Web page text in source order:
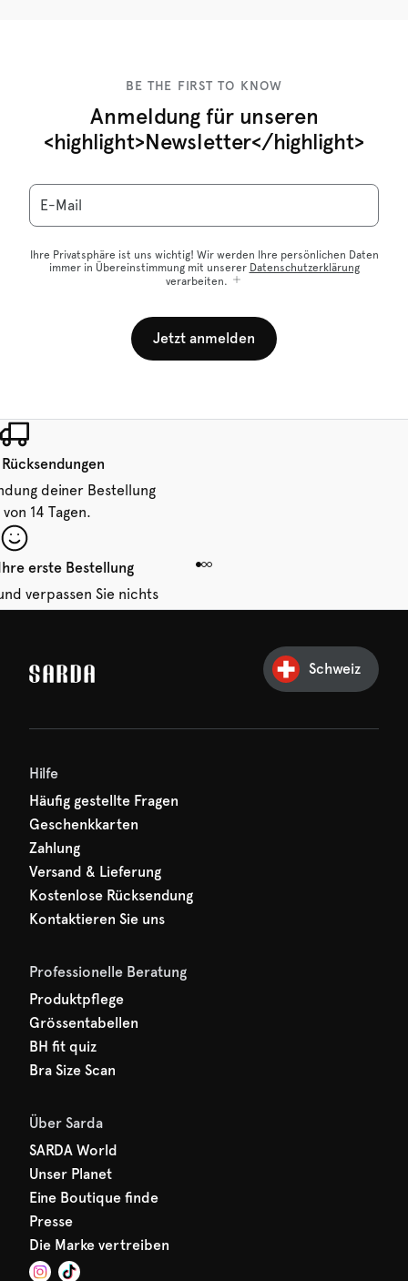
BE THE FIRST TO KNOW
Anmeldung für unseren
<highlight>Newsletter</highlight>
E-Mail
Ihre Privatsphäre ist uns wichtig! Wir werden Ihre persönlichen Daten
immer in Übereinstimmung mit unserer Datenschutzerklärung
verarbeiten.
Jetzt anmelden
deiner Bestellung
14 Tagen.
erste Bestellung
verpassen Sie nichts
erster Rabatt wartet
Schweiz
Hilfe
Häufig gestellte Fragen
Geschenkkarten
Zahlung
Versand & Lieferung
Kostenlose Rücksendung
Kontaktieren Sie uns
Professionelle Beratung
Produktpflege
Grössentabellen
BH fit quiz
Bra Size Scan
Über Sarda
SARDA World
Unser Planet
Eine Boutique finde
Presse
Die Marke vertreiben